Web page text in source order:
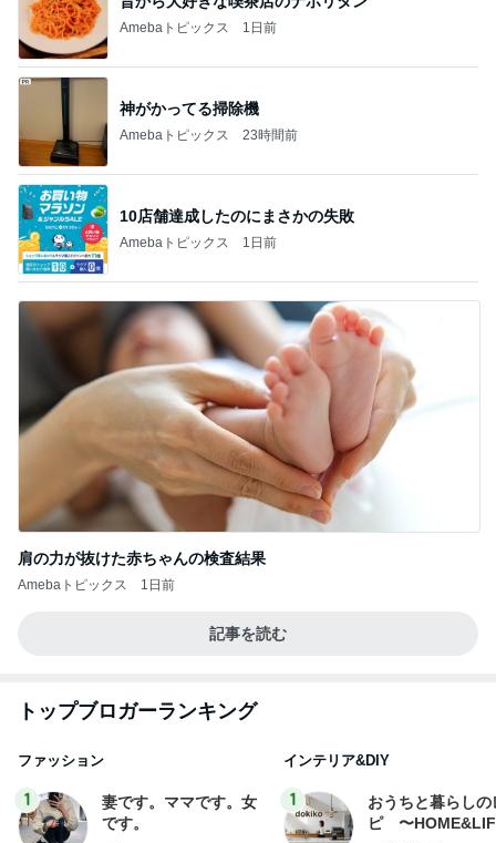
Amebaトピックス 1日前
神がかってる掃除機
Amebaトピックス 23時間前
10店舗達成したのにまさかの失敗
Amebaトピックス 1日前
肩の力が抜けた赤ちゃんの検査結果
Amebaトピックス 1日前
記事を読む
トップブロガーランキング
ファッション
1
妻です。ママです。女
です。
インテリア&DIY
1
おうちと暮らしの
ピ 〜